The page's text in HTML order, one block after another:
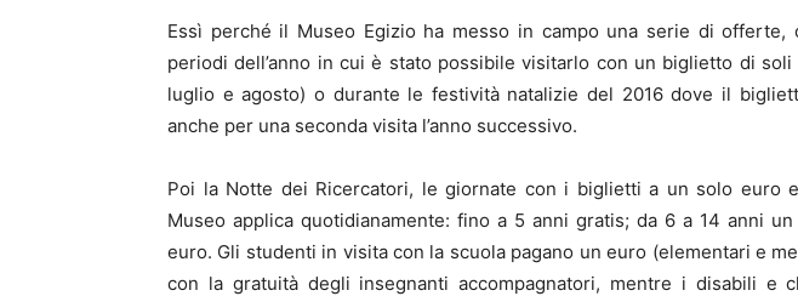
Essì perché il Museo Egizio ha messo in campo una serie di offerte,
periodi dell’anno in cui è stato possibile visitarlo con un biglietto di
luglio e agosto) o durante le festività natalizie del 2016 dove il
anche per una seconda visita l’anno successivo.
Poi la Notte dei Ricercatori, le giornate con i biglietti a un solo euro
Museo applica quotidianamente: fino a 5 anni gratis; da 6 a 14 anni un
euro. Gli studenti in visita con la scuola pagano un euro (elementari e
con la gratuità degli insegnanti accompagnatori, mentre i disabili e